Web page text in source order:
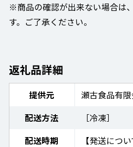
※商品の確認が出来ない場合は
す。ご了承ください。
返礼品詳細
提供元
瀬古食品有
配送方法
［冷凍］
配送時期
【発送につい